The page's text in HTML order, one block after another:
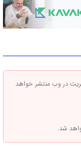
در وب منتشر خواهد
شد.